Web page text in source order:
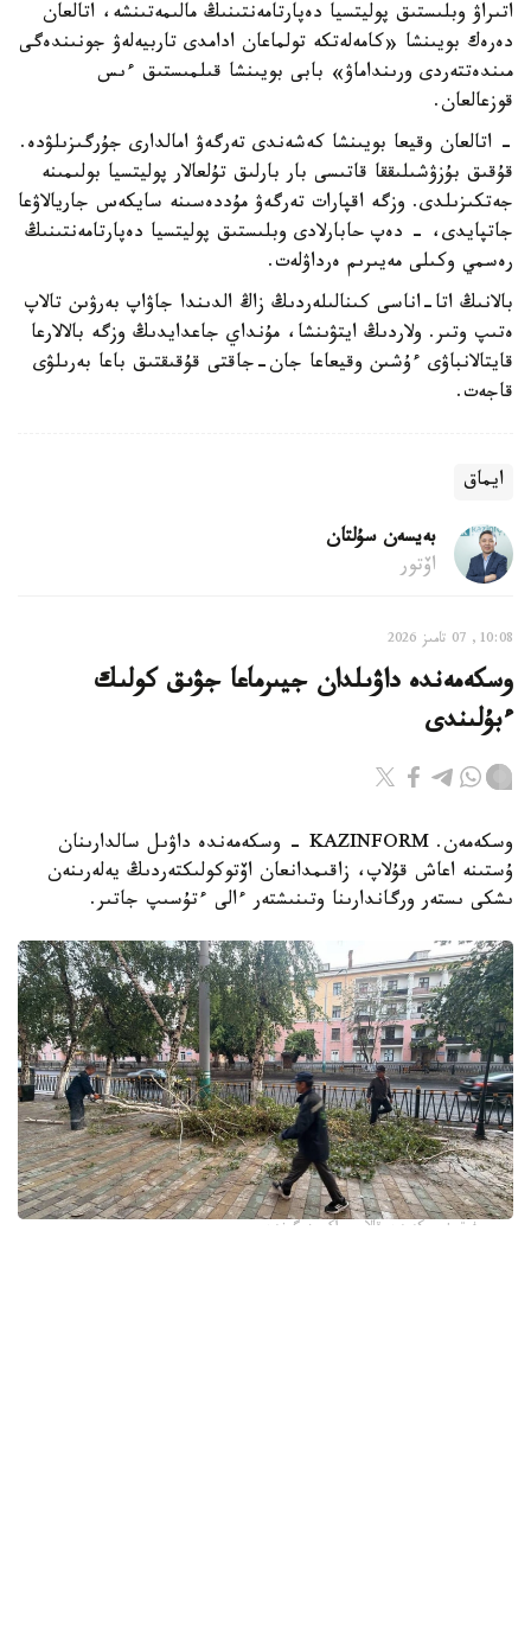
اتىراۋ وبلىستىق پوليتسيا دەپارتامەنتىنىڭ مالىمەتىنشە، اتالعان
دەرەك بويىنشا «كامەلەتكە تولماعان ادامدى تاربيەلەۋ جونىندەگى
مىندەتتەردى ورىنداماۋ» بابى بويىنشا قىلمىستىق ءىس
قوزعالعان.
- اتالعان وقيعا بويىنشا كەشەندى تەرگەۋ امالدارى جۇرگىزىلۋدە.
قۇقىق بۇزۋشىلىققا قاتىسى بار بارلىق تۇلعالار پوليتسيا بولىمىنە
جەتكىزىلدى. وزگە اقپارات تەرگەۋ مۇددەسىنە سايكەس جاريالاۋعا
جاتپايدى، - دەپ حابارلادى وبلىستىق پوليتسيا دەپارتامەنتىنىڭ
رەسمي وكىلى مەيىرىم ەرداۋلەت.
بالانىڭ اتا-اناسى كىنالىلەردىڭ زاڭ الدىندا جاۋاپ بەرۋىن تالاپ
ەتىپ وتىر. ولاردىڭ ايتۋىنشا، مۇنداي جاعدايدىڭ وزگە بالالارعا
قايتالانباۋى ءۇشىن وقيعاعا جان-جاقتى قۇقىقتىق باعا بەرىلۋى
قاجەت.
ايماق
بەيسەن سۇلتان
اۆتور
10:08, 07 تامىز 2026
وسكەمەندە داۋىلدان جيىرماعا جۋىق كولىك
ءبۇلىندى
وسكەمەن. KAZINFORM - وسكەمەندە داۋىل سالدارىنان
ۇستىنە اعاش قۇلاپ، زاقىمدانعان اۆتوكولىكتەردىڭ يەلەرىنەن
ىشكى ىستەر ورگاندارىنا وتىنىشتەر ءالى ءتۇسىپ جاتىر.
فوتو: وسكەمەن قالاسى اكىمدىگىنەن